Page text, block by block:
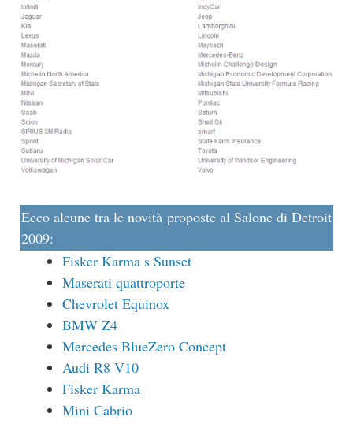
Ecco alcune tra le novità proposte al Salone di Detroit
2009:
Fisker Karma s Sunset
Maserati quattroporte
Chevrolet Equinox
BMW Z4
Mercedes BlueZero Concept
Audi R8 V10
Fisker Karma
Mini Cabrio